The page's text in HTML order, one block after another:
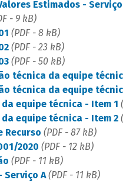
Estimados - Serviço B
- 9 kB)
(PDF - 8 kB)
(PDF - 23 kB)
(PDF - 50 kB)
técnica da equipe técnica -
técnica da equipe técnica -
equipe técnica - Item 1
equipe técnica - Item 2
Recurso (PDF - 87 kB)
2020 (PDF - 12 kB)
(PDF - 11 kB)
A (PDF - 11 kB)